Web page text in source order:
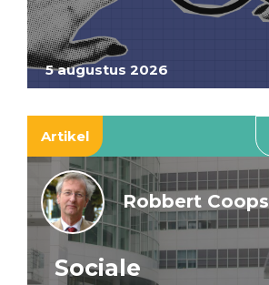
5 augustus 2026
Artikel
Robbert Coops
Sociale